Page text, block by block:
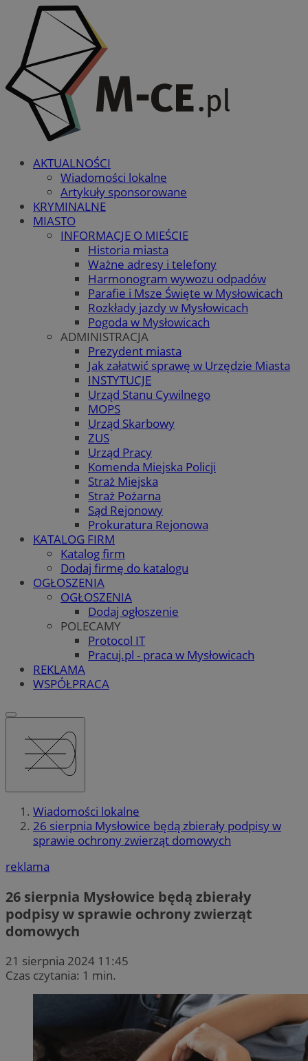
AKTUALNOŚCI
Wiadomości lokalne
Artykuły sponsorowane
KRYMINALNE
MIASTO
INFORMACJE O MIEŚCIE
Historia miasta
Ważne adresy i telefony
Harmonogram wywozu odpadów
Parafie i Msze Święte w Mysłowicach
Rozkłady jazdy w Mysłowicach
Pogoda w Mysłowicach
ADMINISTRACJA
Prezydent miasta
Jak załatwić sprawę w Urzędzie Miasta
INSTYTUCJE
Urząd Stanu Cywilnego
MOPS
Urząd Skarbowy
ZUS
Urząd Pracy
Komenda Miejska Policji
Straż Miejska
Straż Pożarna
Sąd Rejonowy
Prokuratura Rejonowa
KATALOG FIRM
Katalog firm
Dodaj firmę do katalogu
OGŁOSZENIA
OGŁOSZENIA
Dodaj ogłoszenie
POLECAMY
Protocol IT
Pracuj.pl - praca w Mysłowicach
REKLAMA
WSPÓŁPRACA
Wiadomości lokalne
26 sierpnia Mysłowice będą zbierały podpisy w
sprawie ochrony zwierząt domowych
reklama
26 sierpnia Mysłowice będą zbierały
podpisy w sprawie ochrony zwierząt
domowych
21 sierpnia 2024 11:45
Czas czytania: 1 min.